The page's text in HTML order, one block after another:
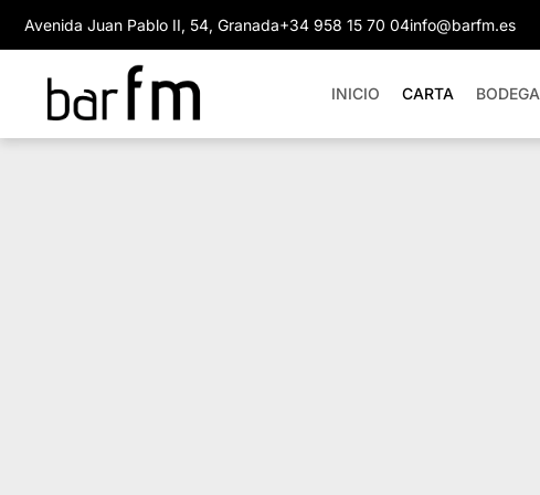
Avenida Juan Pablo II, 54, Granada+34 958 15 70 04info@barfm.es
INICIO CARTA BODEGA